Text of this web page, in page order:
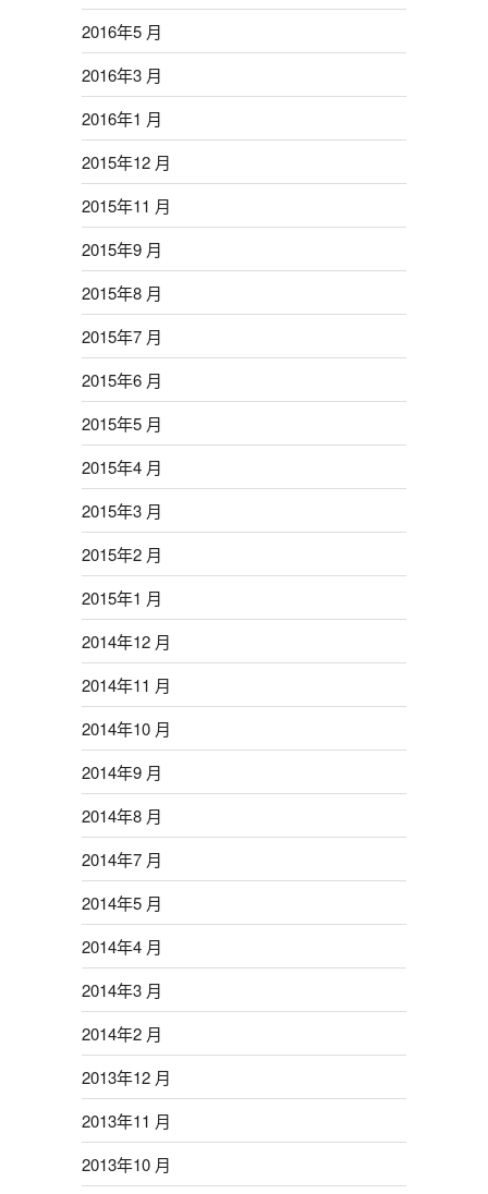
2016年5 月
2016年3 月
2016年1 月
2015年12 月
2015年11 月
2015年9 月
2015年8 月
2015年7 月
2015年6 月
2015年5 月
2015年4 月
2015年3 月
2015年2 月
2015年1 月
2014年12 月
2014年11 月
2014年10 月
2014年9 月
2014年8 月
2014年7 月
2014年5 月
2014年4 月
2014年3 月
2014年2 月
2013年12 月
2013年11 月
2013年10 月